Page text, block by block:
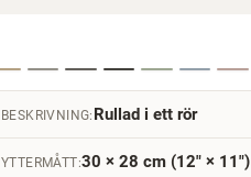
BESKRIVNING: Rullad i ett rör
YTTERMÅTT:30 × 28 cm (12" × 11")